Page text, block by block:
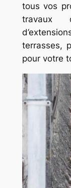
tous vos
travaux
terrasses,
pour votre